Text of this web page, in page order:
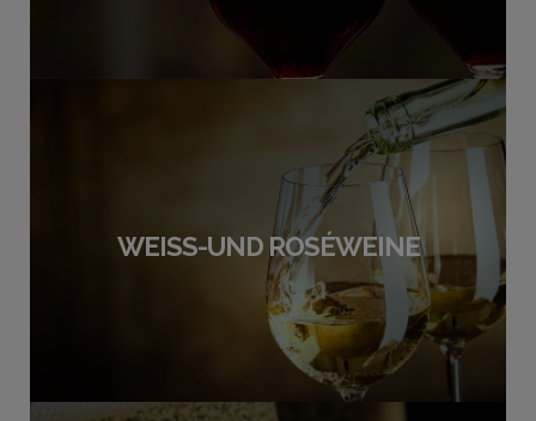
WEISS-UND ROSÉWEINE